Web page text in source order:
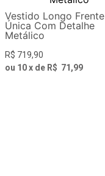
Vestido Longo Frente
Única Com Detalhe
Metálico
R$ 719,90
ou 10x de R$ 71 ,99